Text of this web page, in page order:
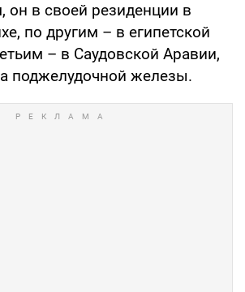
в своей резиденции в
по другим – в египетской
– в Саудовской Аравии,
поджелудочной железы.